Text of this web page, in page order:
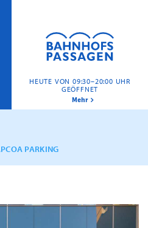
HEUTE VON 09:30–20:00 UHR
GEÖFFNET
Mehr
PARKING